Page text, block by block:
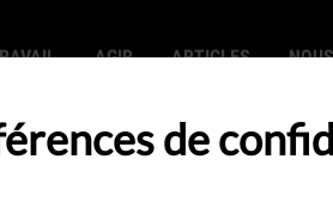
AGIR ARTICLES
de